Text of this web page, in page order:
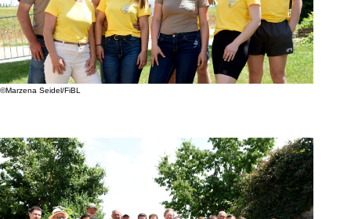
©Marzena Seidel/FiBL